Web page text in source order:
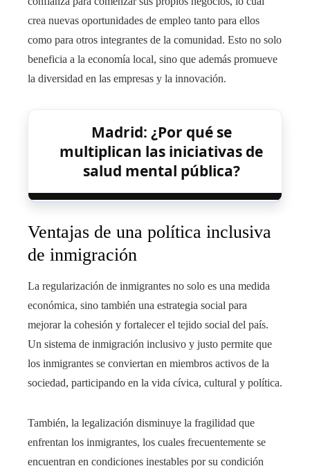
crea nuevas oportunidades de empleo tanto para ellos
como para otros integrantes de la comunidad. Esto no solo
beneficia a la economía local, sino que además promueve
la diversidad en las empresas y la innovación.
Madrid: ¿Por qué se
multiplican las iniciativas de
salud mental pública?
Ventajas de una política inclusiva
de inmigración
La regularización de inmigrantes no solo es una medida
económica, sino también una estrategia social para
mejorar la cohesión y fortalecer el tejido social del país.
Un sistema de inmigración inclusivo y justo permite que
los inmigrantes se conviertan en miembros activos de la
sociedad, participando en la vida cívica, cultural y política.
También, la legalización disminuye la fragilidad que
enfrentan los inmigrantes, los cuales frecuentemente se
encuentran en condiciones inestables por su condición